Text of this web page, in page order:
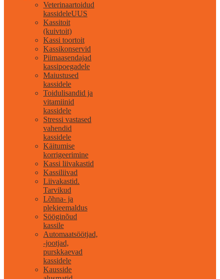
Veterinaartoidud
kassideleUUS
Kassitoit
(kuivtoit)
Kassi toortoit
Kassikonservid
Piimaasendajad
kassipoegadele
Maiustused
kassidele
Toidulisandid ja
vitamiinid
kassidele
Stressi vastased
vahendid
kassidele
Käitumise
korrigeerimine
Kassi liivakastid
Kassiliivad
Liivakastid.
Tarvikud
Lõhna- ja
plekieemaldus
Sööginõud
kassile
Automaatsöötjad,
-jootjad,
purskkaevad
kassidele
Kausside